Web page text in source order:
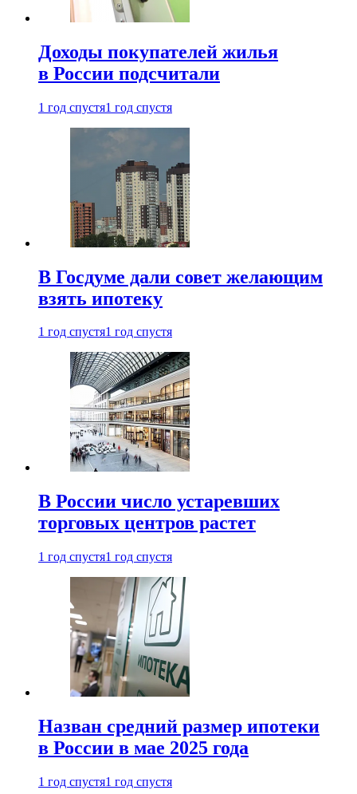
Доходы покупателей жилья
в России подсчитали
1 год спустя1 год спустя
В Госдуме дали совет желающим
взять ипотеку
1 год спустя1 год спустя
В России число устаревших
торговых центров растет
1 год спустя1 год спустя
Назван средний размер ипотеки
в России в мае 2025 года
1 год спустя1 год спустя